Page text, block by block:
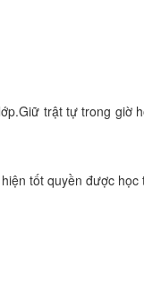
trật tự trong giờ
tốt quyền được